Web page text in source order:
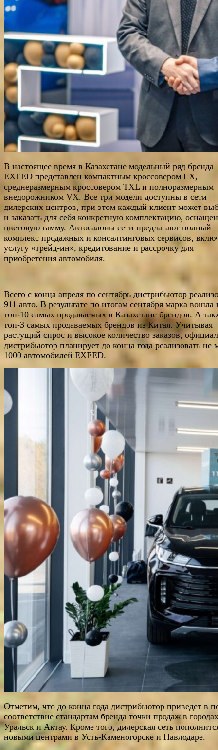
В настоящее время в Казахстане модельный ряд бренда
EXEED представлен компактным кроссовером LX,
среднеразмерным кроссовером TXL и полноразмерным
внедорожником VX. Все три модели доступны в сети
дилерских центров, при этом каждый клиент может
и заказать для себя конкретную комплектацию,
цветовую гамму. Автосалоны сети предлагают полный
комплекс продажных и консалтинговых сервисов,
услугу «трейд-ин», кредитование и рассрочку для
приобретения автомобиля.
Всего с конца апреля по сентябрь дистрибьютор
911 авто. В результате по итогам сентября марка вошла
топ-10 самых продаваемых в Казахстане брендов. А
топ-3 самых продаваемых брендов из Китая. Учитывая
растущий спрос и высокое количество заказов,
дистрибьютор планирует до конца года реализовать не
1000 автомобилей EXEED.
Отметим, что до конца года дистрибьютор приведет в
соответствие стандартам бренда точки продаж в городах
Уральск и Актау. Кроме того, дилерская сеть
новыми центрами в Усть-Каменогорске и Павлодаре.